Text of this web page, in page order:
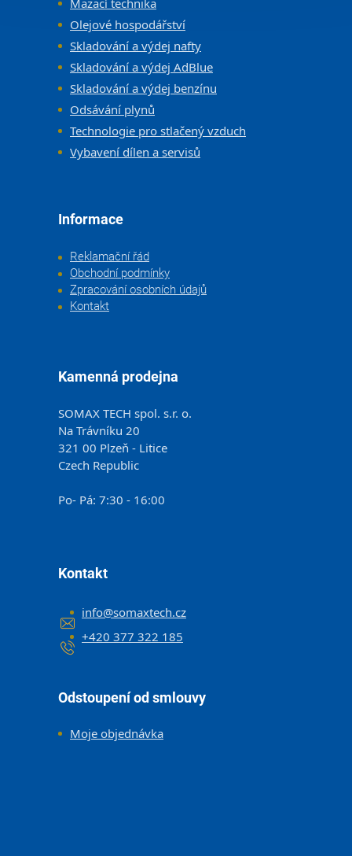
Mazací technika
Olejové hospodářství
Skladování a výdej nafty
Skladování a výdej AdBlue
Skladování a výdej benzínu
Odsávání plynů
Technologie pro stlačený vzduch
Vybavení dílen a servisů
Informace
Reklamační řád
Obchodní podmínky
Zpracování osobních údajů
Kontakt
Kamenná prodejna
SOMAX TECH spol. s.r. o.
Na Trávníku 20
321 00 Plzeň - Litice
Czech Republic
Po- Pá: 7:30 - 16:00
Kontakt
info@somaxtech.cz
+420 377 322 185
Odstoupení od smlouvy
Moje objednávka